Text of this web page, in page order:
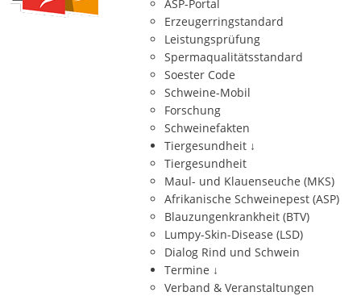
ASP-Portal
Erzeugerringstandard
Leistungsprüfung
Spermaqualitätsstandard
Soester Code
Schweine-Mobil
Forschung
Schweinefakten
Tiergesundheit ↓
Tiergesundheit
Maul- und Klauenseuche (MKS)
Afrikanische Schweinepest (ASP)
Blauzungenkrankheit (BTV)
Lumpy-Skin-Disease (LSD)
Dialog Rind und Schwein
Termine ↓
Verband & Veranstaltungen